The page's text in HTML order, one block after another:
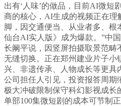
出有‘人味’的做品，目前AI微短
商的核心，AI生成的视频正在理
脚，因交通便当、从业者多、
仙台AI实人版》成为爆款。”中
长阚平说，因竖屏拍摄取景范畴
无缝切换。正在郑州建业片子小
兴、非遗传承、人物成长等更具
公司担任人引见，投资报答周期
极大冲破限制保守科幻影视成长
单部100集微短剧的成本可节制